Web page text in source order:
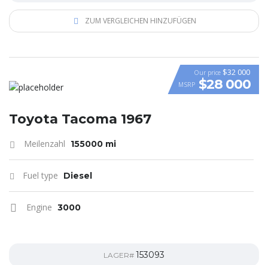
ZUM VERGLEICHEN HINZUFÜGEN
Our price $32 000
MSRP $28 000
Toyota Tacoma 1967
Meilenzahl 155000 mi
Fuel type Diesel
Engine 3000
LAGER# 153093